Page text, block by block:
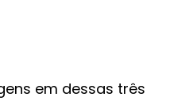
em dessas três